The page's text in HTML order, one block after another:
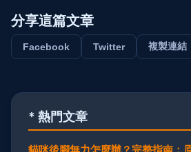
分享這篇文章
Facebook Twitter 複製連結
* 熱門文章
貓咪後腳無力怎麼辦？完整指南：